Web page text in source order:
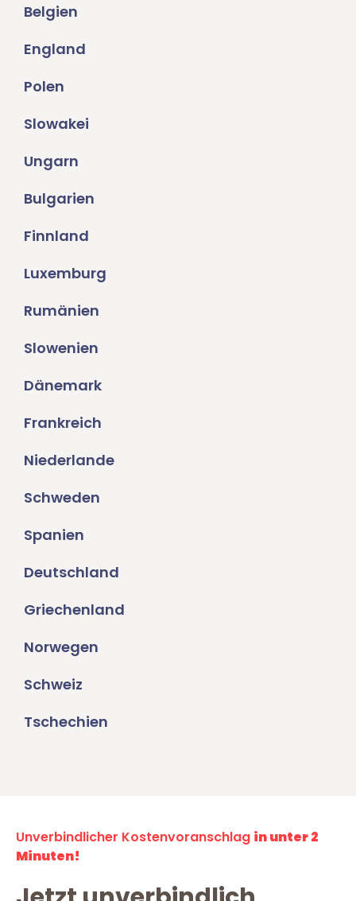
Belgien
England
Polen
Slowakei
Ungarn
Bulgarien
Finnland
Luxemburg
Rumänien
Slowenien
Dänemark
Frankreich
Niederlande
Schweden
Spanien
Deutschland
Griechenland
Norwegen
Schweiz
Tschechien
Unverbindlicher Kostenvoranschlag in unter 2
Minuten!